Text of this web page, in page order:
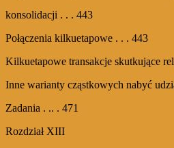
konsolidacji . . . 443
Połączenia kilkuetapowe . . . 443
Kilkuetapowe transakcje skutkujące
Inne warianty cząstkowych nabyć
Zadania . .. . 471
Rozdział XIII